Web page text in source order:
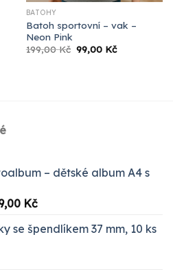
BATOHY
Batoh sportovní – vak –
Neon Pink
199,00Kč Původní
cena
99,00 KčAktuální
– dětské album A4 s
KčAktuální
je:
se špendlíkem 37 mm, 10 ks